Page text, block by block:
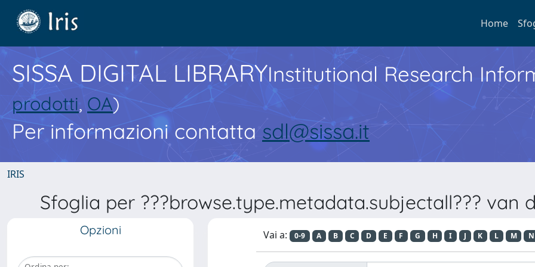
Home
SISSA DIGITAL LIBRARYInstitutional Research
prodotti, OA)
Per informazioni contatta sdl@sissa.it
IRIS
Sfoglia per ???browse.type.metadata.subjectall??? van
Opzioni Vai a: 0-9 A B C D E F G H I J K L M N